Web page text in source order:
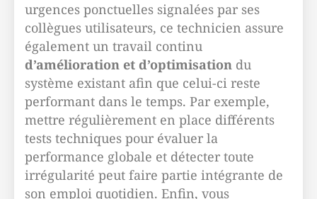
urgences ponctuelles signalées par ses
collègues utilisateurs, ce technicien assure
également un travail continu
d’amélioration et d’optimisation du
système existant afin que celui-ci reste
performant dans le temps. Par exemple,
mettre régulièrement en place différents
tests techniques pour évaluer la
performance globale et détecter toute
irrégularité peut faire partie intégrante de
son emploi quotidien. Enfin, vous